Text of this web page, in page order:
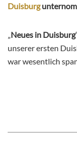
Duisburg
„Neues in Duisburg
unserer ersten
war wesentlich